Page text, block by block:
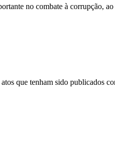
no combate à corrupção,
que tenham sido publicados